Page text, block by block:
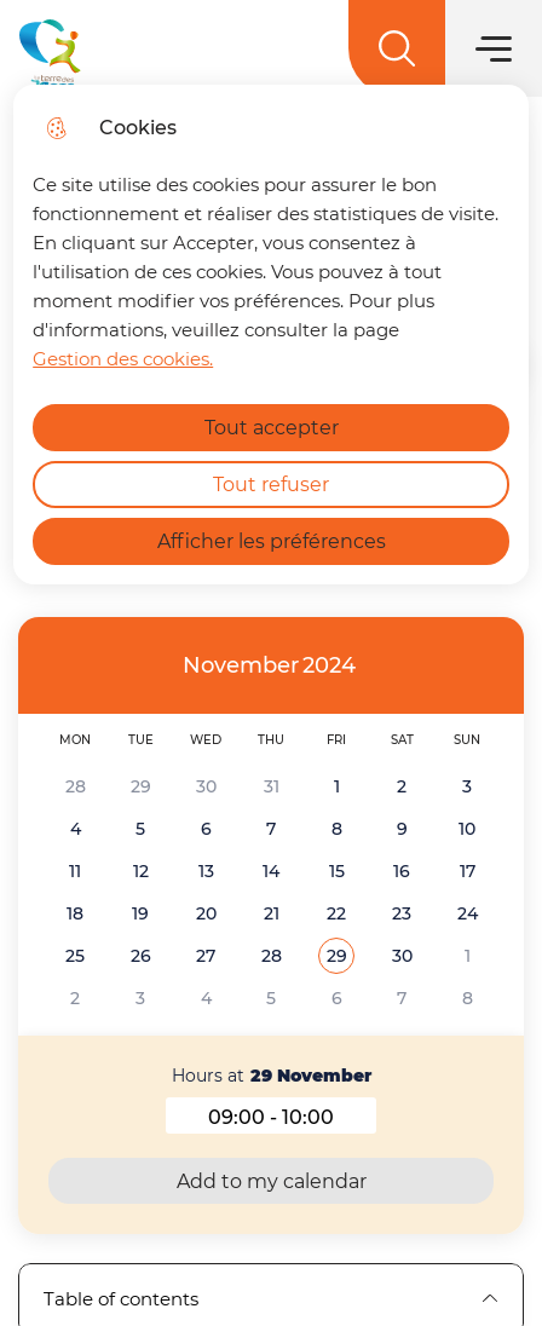
Cookies
Ce site utilise des cookies pour assurer le bon
fonctionnement et réaliser des statistiques de visite.
En cliquant sur Accepter, vous consentez à
l'utilisation de ces cookies. Vous pouvez à tout
moment modifier vos préférences. Pour plus
d'informations, veuillez consulter la page
Gestion des cookies.
Afficher les préférences
Tout accepter
Tout refuser
Skip to
menu
content
Skip to
site map
🚌 Vos déplacements simplifiés sur La
terre des 2 caps !Un trajet à préparer ?
Retrouvez dès maintenant notre nouvelle
page dédiée à la mobilité. En quelques clics,
vous pouvez :
Connaître l'horaire du prochain bus à
votre arrêt.
Consulter les tracés et fiches horaires
https://terredes2caps.fr/trouver-son-trajet
Find out more
La terre des 2 caps Menu
Développement durable
Café du tri
Home
Avec Julien Hillier, votre
ambassadeur du tri sur le
territoire.
November2024
MON TUE WED THU FRI SAT SUN
28 29 30 31 1 2
3
4
5 6 7 8 9
10
11
12 13 14 15 16
17
18
19 20 21 22 23
24
25
26 27 28 See all the events of
29November 2024
30
1
2
3 4 5 6 7 8
Hours at 29 November
Hours at 29 November
09:00 - 10:00
Add to my calendar
Table of contents